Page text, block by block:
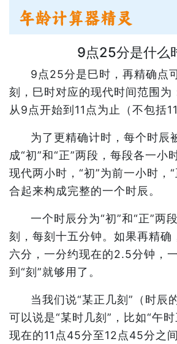
9点25分是什么
9点25分是巳时，再精确点
刻，巳时对应的现代时间范围为
从9点开始到11点为止（不包括11
为了更精确计时，每个时辰
成“初”和“正”两段，每段各一小
现代两小时，“初”为前一小时，“
合起来构成完整的一个时辰。
一个时辰分为“初”和“正”两
刻，每刻十五分钟。如果再精确
六分，一分约现在的2.5分钟，
到“刻”就够用了。
当我们说“某正几刻”（时辰
可以说是“某时几刻”，比如“午
现在的11点45分至12点45分之间